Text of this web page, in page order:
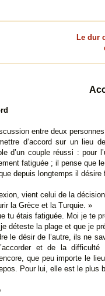
Le dur
entre deux
d’accord sur un lieu
d’un couple réussi :
fatiguée ; il pense que
depuis longtemps il désire
vient celui de la
la Grèce et la Turquie. »
tu étais fatiguée. Moi je te
déteste la plage et que je
le désir de l’autre, ils ne
et de la difficulté
que peu importe le
Pour lui, elle est le plus